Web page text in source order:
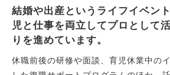
結婚や出産というライフイベン
児と仕事を両立してプロとして
りを進めています。
休職前後の研修や面談、育児休業中の